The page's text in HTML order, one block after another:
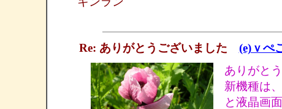
Re: ありがとうございました (e)ｖぺ
ありがと
新機種は
と液晶画